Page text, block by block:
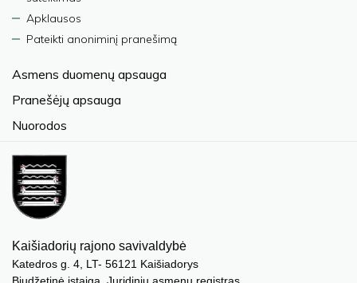
Apklausos
Pateikti anoniminį pranešimą
Asmens duomenų apsauga
Pranešėjų apsauga
Nuorodos
Kaišiadorių rajono savivaldybė
Katedros g. 4, LT- 56121 Kaišiadorys
Biudžetinė įstaiga. Juridinių asmenų registras,